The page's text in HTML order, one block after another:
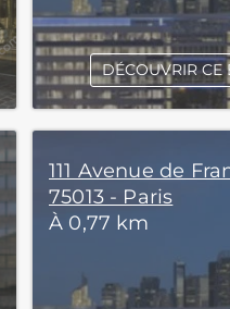
DÉCOUVRIR CE
111 Avenue de
75013 - Paris
À 0,77 km